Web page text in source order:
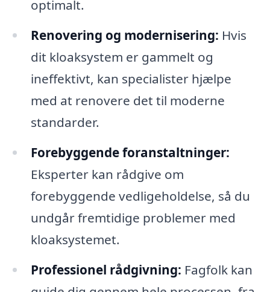
optimalt.
Renovering og modernisering: Hvis
dit kloaksystem er gammelt og
ineffektivt, kan specialister hjælpe
med at renovere det til moderne
standarder.
Forebyggende foranstaltninger:
Eksperter kan rådgive om
forebyggende vedligeholdelse, så du
undgår fremtidige problemer med
kloaksystemet.
Professionel rådgivning: Fagfolk kan